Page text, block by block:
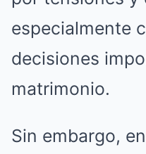
especialmente
decisiones
matrimonio.
Sin embargo,